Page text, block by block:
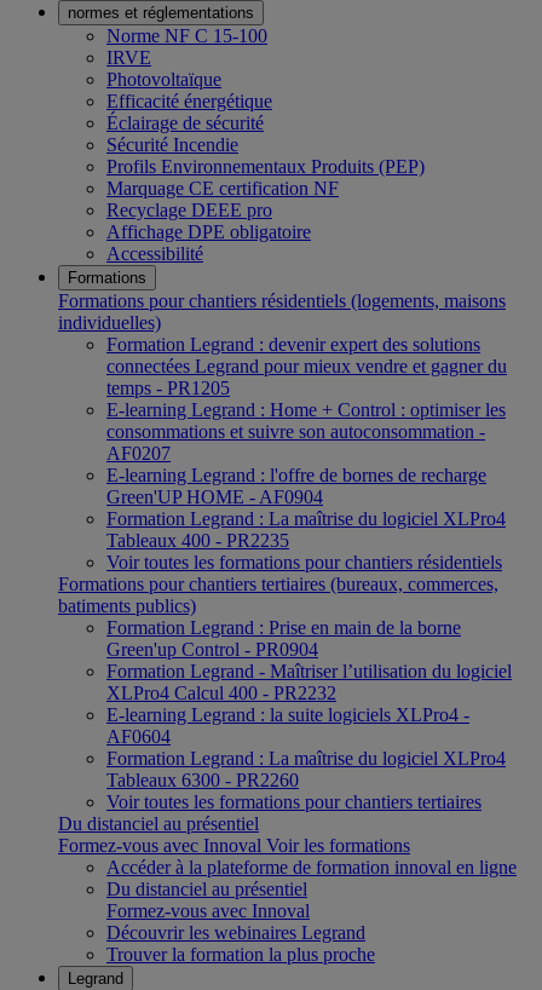
normes et réglementations
Norme NF C 15-100
IRVE
Photovoltaïque
Efficacité énergétique
Éclairage de sécurité
Sécurité Incendie
Profils Environnementaux Produits (PEP)
Marquage CE certification NF
Recyclage DEEE pro
Affichage DPE obligatoire
Accessibilité
Formations
Formations pour chantiers résidentiels (logements, maisons
individuelles)
Formation Legrand : devenir expert des solutions
connectées Legrand pour mieux vendre et gagner du
temps - PR1205
E-learning Legrand : Home + Control : optimiser les
consommations et suivre son autoconsommation -
AF0207
E-learning Legrand : l'offre de bornes de recharge
Green'UP HOME - AF0904
Formation Legrand : La maîtrise du logiciel XLPro4
Tableaux 400 - PR2235
Voir toutes les formations pour chantiers résidentiels
Formations pour chantiers tertiaires (bureaux, commerces,
batiments publics)
Formation Legrand : Prise en main de la borne
Green'up Control - PR0904
Formation Legrand - Maîtriser l’utilisation du logiciel
XLPro4 Calcul 400 - PR2232
E-learning Legrand : la suite logiciels XLPro4 -
AF0604
Formation Legrand : La maîtrise du logiciel XLPro4
Tableaux 6300 - PR2260
Voir toutes les formations pour chantiers tertiaires
Du distanciel au présentiel
Formez-vous avec Innoval Voir les formations
Accéder à la plateforme de formation innoval en ligne
Du distanciel au présentiel
Formez-vous avec Innoval
Découvrir les webinaires Legrand
Trouver la formation la plus proche
Legrand